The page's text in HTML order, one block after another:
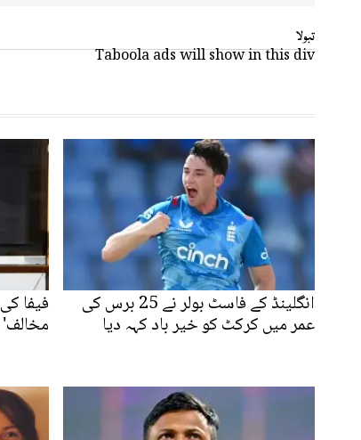
تبولا
Taboola ads will show in this div
انگلینڈ کے فاسٹ بولر نے 25 برس کی
عمر میں کرکٹ کو خیر باد کہہ دیا
فیفا
مخالف'